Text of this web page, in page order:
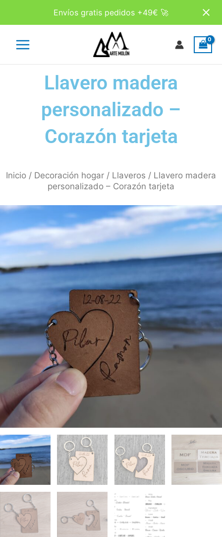
Envíos gratis pedidos +49€ 🚀
contenido
Menu
Llavero madera
personalizado –
Corazón tarjeta
Inicio / Decoración hogar / Llaveros / Llavero madera
personalizado – Corazón tarjeta